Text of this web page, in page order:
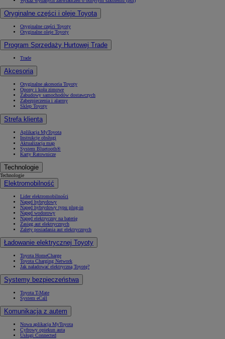
Oryginalne części i oleje Toyota
Oryginalne części Toyoty
Oryginalne oleje Toyoty
Program Sprzedaży Hurtowej Trade
Trade
Akcesoria
Oryginalne akcesoria Toyoty
Opony i koła zimowe
Zabudowy samochodów dostawczych
Zabezpieczenia i alarmy
Sklep Toyoty
Strefa klienta
Aplikacja MyToyota
Instrukcje obsługi
Aktualizacja map
System Bluetooth®
Karty Ratownicze
Technologie
Technologie
Elektromobilność
Lider elektromobilności
Napęd hybrydowy
Napęd hybrydowy typu plug-in
Napęd wodorowy
Napęd elektryczny na baterię
Zasięg aut elektrycznych
Zalety posiadania aut elektrycznych
Ładowanie elektrycznej Toyoty
Toyota HomeCharge
Toyota Charging Network
Jak naładować elektryczną Toyotę?
Systemy bezpieczeństwa
Toyota T-Mate
System eCall
Komunikacja z autem
Nowa aplikacja MyToyota
Cyfrowy opiekun auta
Usługi Connected